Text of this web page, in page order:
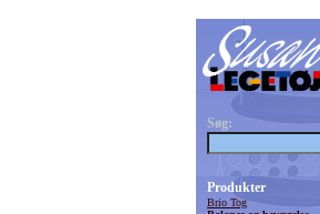
Søg:
Produkter
Brio Tog